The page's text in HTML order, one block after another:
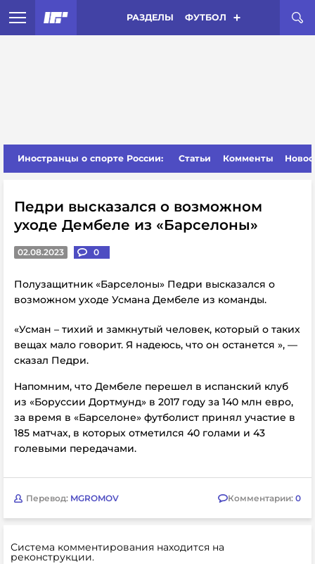
РАЗДЕЛЫ ФУТБОЛ
Иностранцы о спорте России: Статьи Комменты
Педри высказался о возможном
уходе Дембеле из «Барселоны»
02.08.2023 0
Полузащитник «Барселоны» Педри высказался о
возможном уходе Усмана Дембеле из команды.
«Усман – тихий и замкнутый человек, который о таких
вещах мало говорит. Я надеюсь, что он останется », —
сказал Педри.
Напомним, что Дембеле перешел в испанский клуб
из «Боруссии Дортмунд» в 2017 году за 140 млн евро,
за время в «Барселоне» футболист принял участие в
185 матчах, в которых отметился 40 голами и 43
голевыми передачами.
Перевод: MGROMOV Комментарии: 0
Система комментирования находится на
реконструкции.